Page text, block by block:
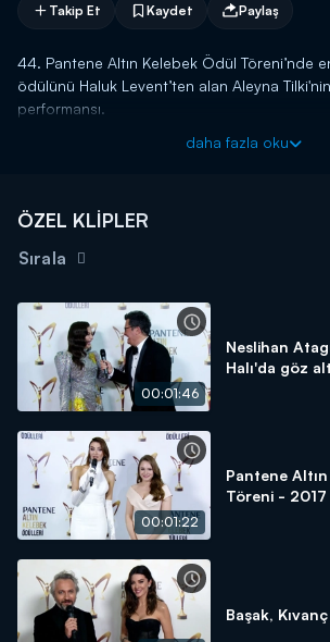
Takip Et Kaydet Paylaş
44. Pantene Altın Kelebek Ödül Töreni’nde
ödülünü Haluk Levent’ten alan Aleyna
performansı.
daha fazla oku
ÖZEL KLİPLER
Sırala
00:01:46
Neslihan
Halı'da göz
00:01:22
Pantene
Töreni -
Başak,